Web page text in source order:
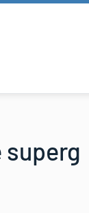
superg